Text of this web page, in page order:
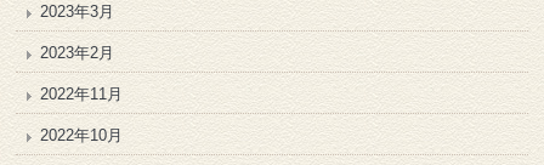
2023年3月
2023年2月
2022年11月
2022年10月